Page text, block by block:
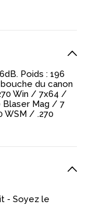
Poids : 196
du canon
Win / 7x64 /
Blaser Mag / 7
WSM / .270
- Soyez le